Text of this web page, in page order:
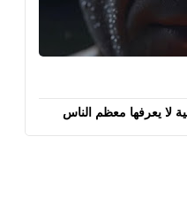
لا يعرفها معظم الناس